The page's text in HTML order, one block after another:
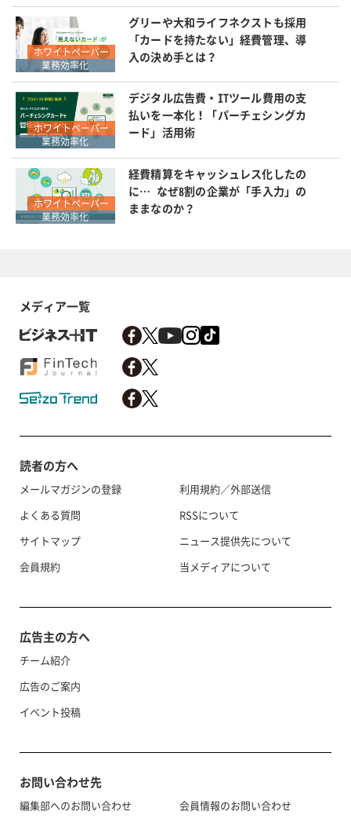
ホワイトペーパー
業務効率化
グリーや大和ライフネクストも採用
「カードを持たない」経費管理、導
入の決め手とは？
ホワイトペーパー
業務効率化
デジタル広告費・ITツール費用の支
払いを一本化！「パーチェシングカ
ード」活用術
ホワイトペーパー
業務効率化
経費精算をキャッシュレス化したの
に… なぜ8割の企業が「手入力」の
ままなのか？
メディア一覧
読者の方へ
メールマガジンの登録
よくある質問
サイトマップ
会員規約
利用規約／外部送信
RSSについて
ニュース提供先について
当メディアについて
広告主の方へ
チーム紹介
広告のご案内
イベント投稿
お問い合わせ先
編集部へのお問い合わせ
会員情報のお問い合わせ